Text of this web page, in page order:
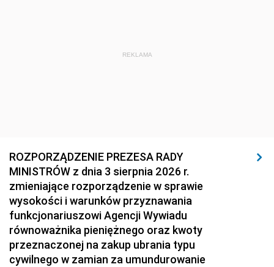
REKLAMA
ROZPORZĄDZENIE PREZESA RADY
MINISTRÓW z dnia 3 sierpnia 2026 r.
zmieniające rozporządzenie w sprawie
wysokości i warunków przyznawania
funkcjonariuszowi Agencji Wywiadu
równoważnika pieniężnego oraz kwoty
przeznaczonej na zakup ubrania typu
cywilnego w zamian za umundurowanie